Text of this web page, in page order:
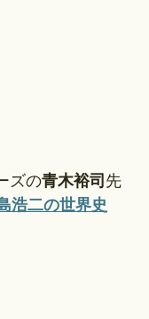
ズの青木裕司 先
浩二の世界史